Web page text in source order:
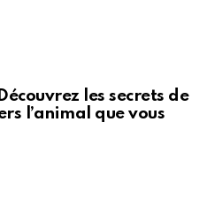
les secrets de
l’animal que vous